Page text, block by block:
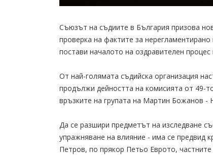
Съюзът на съдиите в България призова
проверка на фактите за
постави началото на оздравителен процес
От най-голямата съдийска организация
продължи дейността на комисията от 49-
връзките на групата на Мартин Божанов -
Да се разшири предметът на изследване
упражняване на влияние - има се
Петров, по прякор Петьо Еврото,